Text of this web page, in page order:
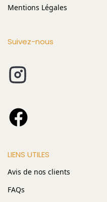
Mentions Légales
Suivez-nous
LIENS UTILES
Avis de nos clients
FAQs